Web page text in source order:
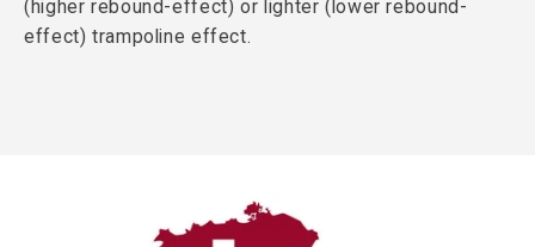
(higher rebound-effect) or lighter (lower rebound-
effect) trampoline effect.